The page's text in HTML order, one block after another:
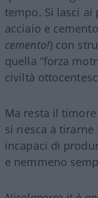
tempo. Si lasci ai
acciaio e
cemento!) con
quella “forza
civiltà
Ma resta il
si riesca a tirarne
incapaci di
e nemmeno